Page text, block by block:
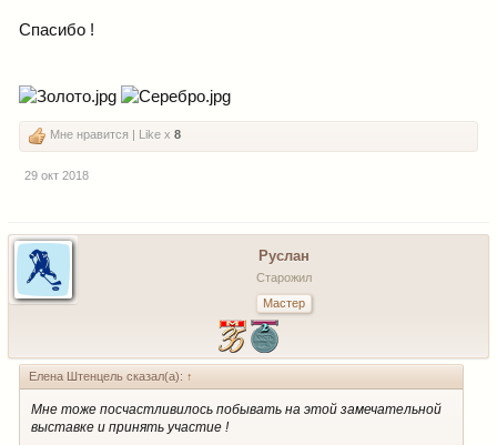
Спасибо !
Мне нравится | Like x 8
29 окт 2018
Руслан
Старожил
Мастер
Елена Штенцель сказал(а): ↑
Мне тоже посчастливилось побывать на этой замечательной
выставке и принять участие !